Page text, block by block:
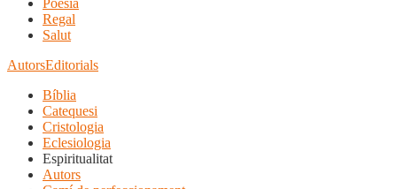
Poesia
Regal
Salut
AutorsEditorials
Bíblia
Catequesi
Cristologia
Eclesiologia
Espiritualitat
Autors